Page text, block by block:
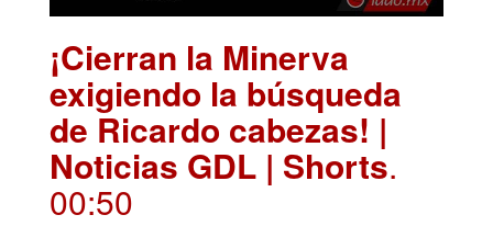
¡Cierran la Minerva
exigiendo la búsqueda
de Ricardo cabezas! |
Noticias GDL | Shorts.
00:50